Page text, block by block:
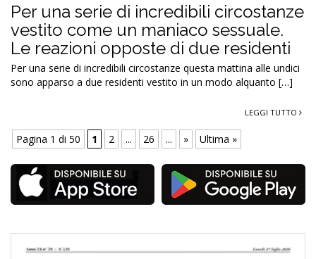
Per una serie di incredibili circostanze
vestito come un maniaco sessuale.
Le reazioni opposte di due residenti
Per una serie di incredibili circostanze questa mattina alle undici
sono apparso a due residenti vestito in un modo alquanto […]
LEGGI TUTTO
Pagina 1 di 50 1 2 ... 26 ... » Ultima »